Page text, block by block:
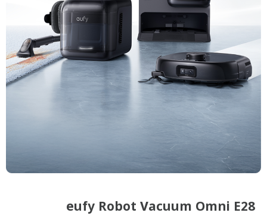
eufy Robot Vacuum Omni E28